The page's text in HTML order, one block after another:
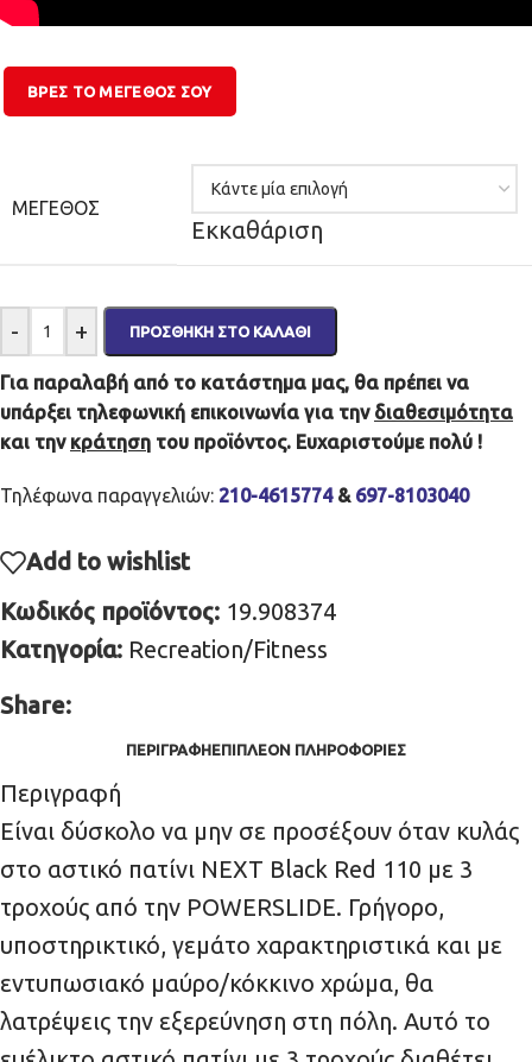
ΒΡΕΣ ΤΟ ΜΕΓΕΘΌΣ ΣΟΥ
ΜΈΓΕΘΟΣ
Εκκαθάριση
- + ΠΡΟΣΘΉΚΗ ΣΤΟ ΚΑΛΆΘΙ
Για παραλαβή από το κατάστημα μας, θα πρέπει να
υπάρξει τηλεφωνική επικοινωνία για την διαθεσιμότητα
και την κράτηση του προϊόντος. Ευχαριστούμε πολύ !
Τηλέφωνα παραγγελιών: 210-4615774& 697-8103040
Add to wishlist
Κωδικός προϊόντος: 19.908374
Κατηγορία: Recreation/Fitness
Share:
ΠΕΡΙΓΡΑΦΉΕΠΙΠΛΈΟΝ ΠΛΗΡΟΦΟΡΊΕΣ
Περιγραφή
Είναι δύσκολο να μην σε προσέξουν όταν κυλάς
στο αστικό πατίνι NEXT Black Red 110 με 3
τροχούς από την POWERSLIDE. Γρήγορο,
υποστηρικτικό, γεμάτο χαρακτηριστικά και με
εντυπωσιακό μαύρο/κόκκινο χρώμα, θα
λατρέψεις την εξερεύνηση στη πόλη. Αυτό το